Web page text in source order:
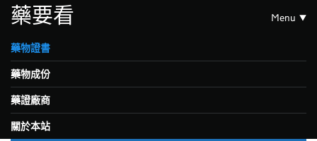
藥要看 Menu
藥物證書
藥物成份
藥證廠商
關於本站